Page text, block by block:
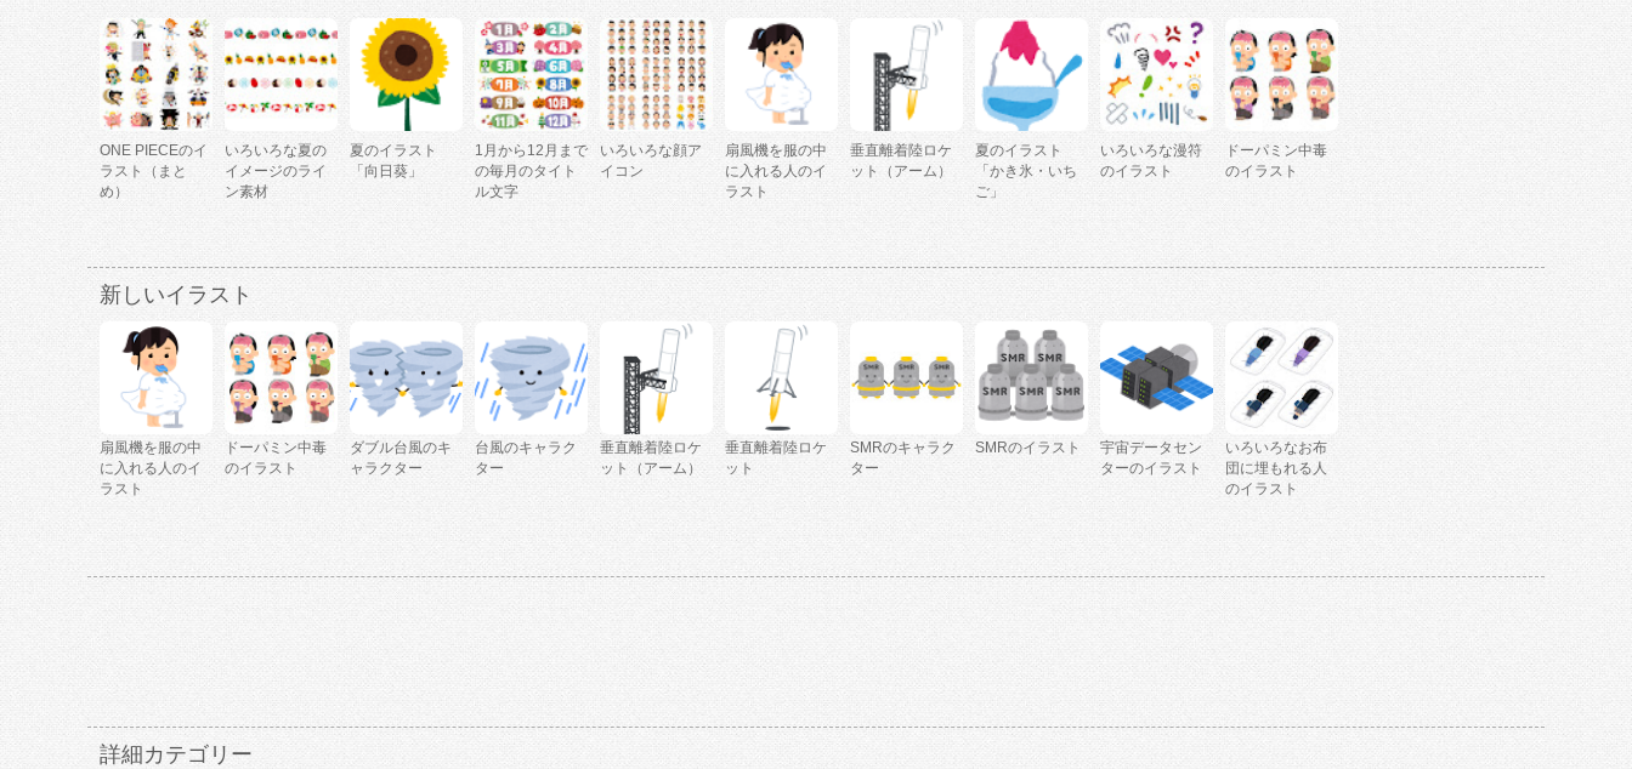
ONE PIECEのイ
ラスト（まと
め）
いろいろな夏の
イメージのライ
ン素材
夏のイラスト
「向日葵」
1月から12月まで
の毎月のタイト
ル文字
いろいろな顔ア
イコン
扇風機を服の中
に入れる人のイ
ラスト
垂直離着陸ロケ
ット（アーム）
夏のイラスト
「かき氷・いち
ご」
いろいろな漫符
のイラスト
ドーパミン中毒
のイラスト
新しいイラスト
扇風機を服の中
に入れる人のイ
ラスト
ドーパミン中毒
のイラスト
ダブル台風のキ
ャラクター
台風のキャラク
ター
垂直離着陸ロケ
ット（アーム）
垂直離着陸ロケ
ット
SMRのキャラク
ター
SMRのイラスト
宇宙データセン
ターのイラスト
いろいろなお布
団に埋もれる人
のイラスト
詳細カテゴリー